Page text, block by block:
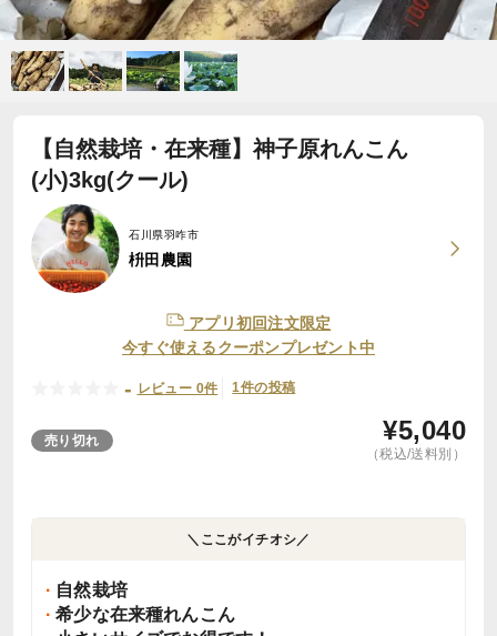
【自然栽培・在来種】神子原れんこん
(小)3kg(クール)
石川県羽咋市
枡田農園
アプリ初回注文限定
今すぐ使えるクーポンプレゼント中
- レビュー 0件 1件の投稿
売り切れ ¥5,040
（税込/送料別）
＼ここがイチオシ／
自然栽培
希少な在来種れんこん